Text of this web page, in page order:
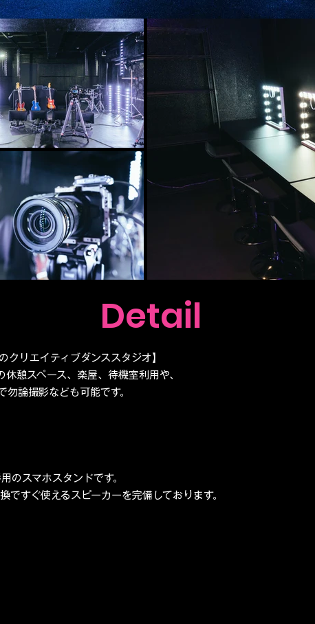
Detail
クリエイティブダンススタジオ】
休憩スペース、楽屋、待機室利用や、
論撮影なども可能です。
のスマホスタンドです。
すぐ使えるスピーカーを完備しております。